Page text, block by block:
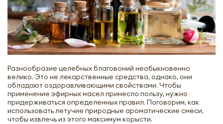
Разнообразие целебных благовоний необыкновенно
велико. Это не лекарственные средства, однако, они
обладают оздоравливающими свойствами. Чтобы
применение эфирных масел принесло пользу, нужно
придерживаться определенных правил. Поговорим, как
использовать летучие природные ароматические смеси,
чтобы извлечь из этого максимум корысти.